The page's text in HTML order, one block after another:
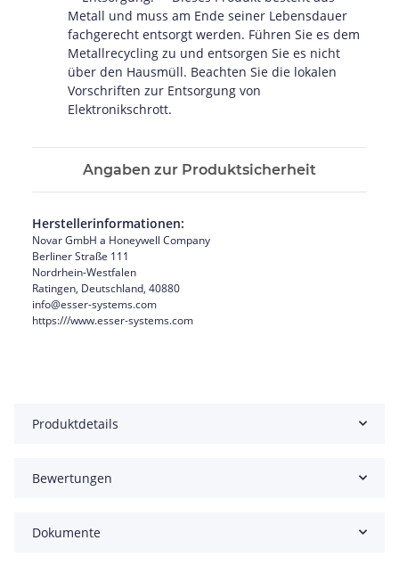
Metall und muss am Ende seiner Lebensdauer
fachgerecht entsorgt werden. Führen Sie es dem
Metallrecycling zu und entsorgen Sie es nicht
über den Hausmüll. Beachten Sie die lokalen
Vorschriften zur Entsorgung von
Elektronikschrott.
Angaben zur Produktsicherheit
Herstellerinformationen:
Novar GmbH a Honeywell Company
Berliner Straße 111
Nordrhein-Westfalen
Ratingen, Deutschland, 40880
info@esser-systems.com
https:///www.esser-systems.com
Produktdetails
Bewertungen
Dokumente